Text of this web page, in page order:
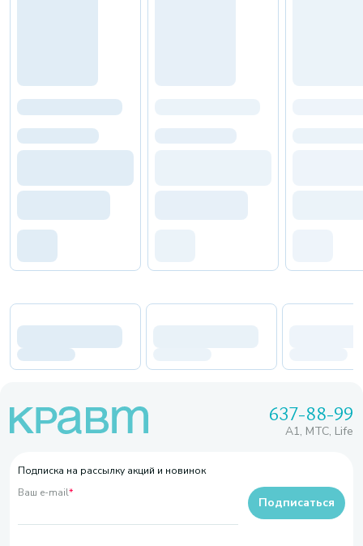
637-88-99
A1, МТС, Life
Подписка на рассылку акций и новинок
Ваш e-mail*
Подписаться